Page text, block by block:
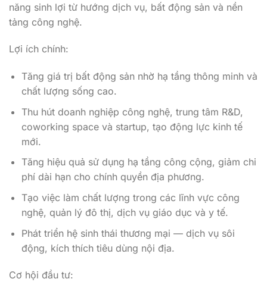
năng sinh lợi từ hướng dịch vụ, bất động sản và nền
tảng công nghệ.
Lợi ích chính:
Tăng giá trị bất động sản nhờ hạ tầng thông minh và
chất lượng sống cao.
Thu hút doanh nghiệp công nghệ, trung tâm R&D,
coworking space và startup, tạo động lực kinh tế
mới.
Tăng hiệu quả sử dụng hạ tầng công cộng, giảm chi
phí dài hạn cho chính quyền địa phương.
Tạo việc làm chất lượng trong các lĩnh vực công
nghệ, quản lý đô thị, dịch vụ giáo dục và y tế.
Phát triển hệ sinh thái thương mại — dịch vụ sôi
động, kích thích tiêu dùng nội địa.
Cơ hội đầu tư: